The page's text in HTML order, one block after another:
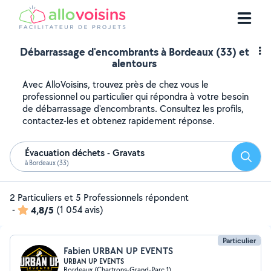
Débarrassage d'encombrants à Bordeaux (33) et
alentours
Avec AlloVoisins, trouvez près de chez vous le
professionnel ou particulier qui répondra à votre besoin
de débarrassage d'encombrants. Consultez les profils,
contactez-les et obtenez rapidement réponse.
Évacuation déchets - Gravats
à Bordeaux (33)
2 Particuliers et 5 Professionnels répondent
-
4,8/5 (1 054 avis)
Particulier
Fabien URBAN UP EVENTS
URBAN UP EVENTS